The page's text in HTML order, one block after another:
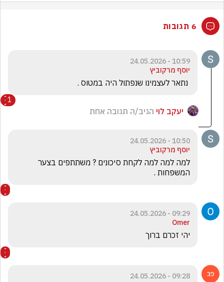
6 תגובות
10:59 - 24.05.2026
יוסף מרקוביץ
1
יעקב לוי הגיב/ה תגובה אחת
10:50 - 24.05.2026
יוסף מרקוביץ
המשפחות .
09:29 - 24.05.2026
Omer
יהי זכרם ברוך
09:28 - 24.05.2026